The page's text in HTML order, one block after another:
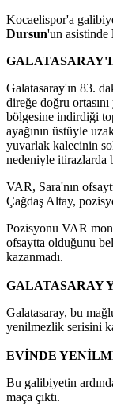
Kocaelispor'a
Dursun'un asistinde
Galatasaray'ın 83.
direğe doğru
bölgesine indirdiği
ayağının üstüyle
yuvarlak kalecinin
nedeniyle itirazlarda
VAR, Sara'nın
Çağdaş Altay,
Pozisyonu VAR
ofsaytta olduğunu
kazanmadı.
GALATASARAY
Galatasaray, bu
yenilmezlik serisini
EVİNDE
Bu galibiyetin
maça çıktı.